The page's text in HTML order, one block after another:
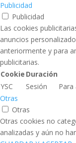
Publicidad
Publicidad
Las cookies
anuncios
anteriormente y para
publicitarias.
Cookie Duración
YSC
Sesión
Para
Otras
Otras
Otras cookies no
analizadas y aún no